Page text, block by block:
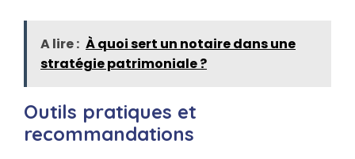
A lire : À quoi sert un notaire dans une
stratégie patrimoniale ?
Outils pratiques et
recommandations